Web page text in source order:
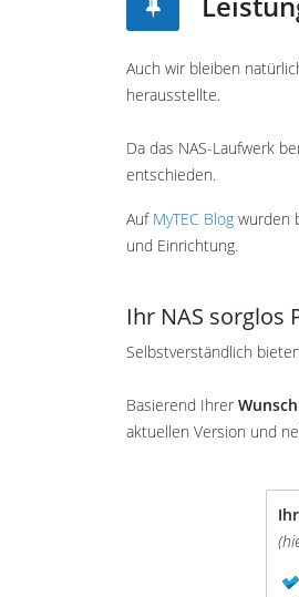
Auch wir bleiben
herausstellte.
Da das NAS-Laufwerk
entschieden.
Auf MyTEC Blog wurden
und Einrichtung.
Ihr NAS sorglos
Selbstverständlich
Basierend Ihrer
aktuellen Version und